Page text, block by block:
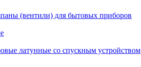
(вентили) для бытовых приборов
латунные со спускным устройством